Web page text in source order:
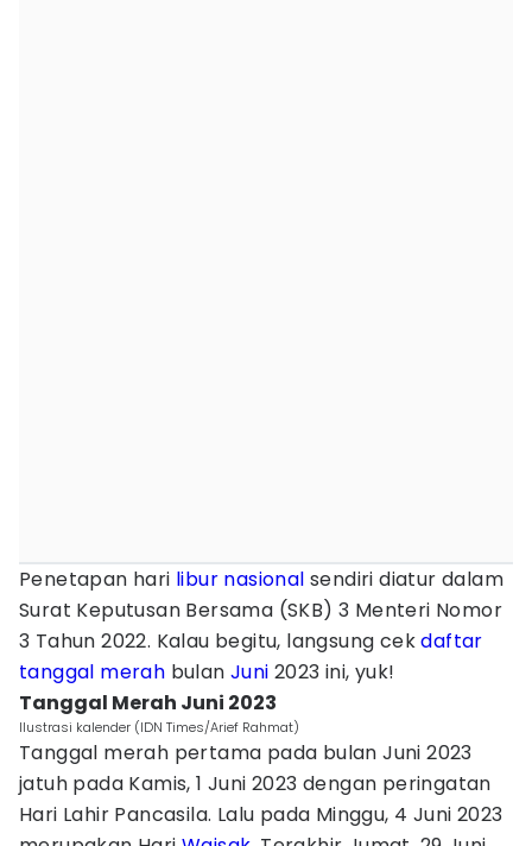
Penetapan hari libur nasional sendiri diatur dalam
Surat Keputusan Bersama (SKB) 3 Menteri Nomor
3 Tahun 2022. Kalau begitu, langsung cekdaftar
tanggal merah bulanJuni 2023 ini, yuk!
Tanggal Merah Juni 2023
Ilustrasi kalender (IDN Times/Arief Rahmat)
Tanggal merah pertama pada bulan Juni 2023
jatuh pada Kamis, 1 Juni 2023 dengan peringatan
Hari Lahir Pancasila. Lalu pada Minggu, 4 Juni 2023